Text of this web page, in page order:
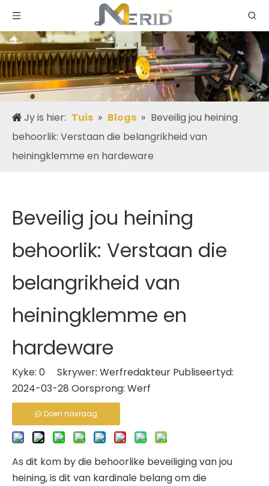
Jy is hier: Tuis » Blogs » Beveilig jou heining
behoorlik: Verstaan ​​​​die belangrikheid van
heiningklemme en hardeware
Beveilig jou heining
behoorlik: Verstaan ​​​​die
belangrikheid van
heiningklemme en
hardeware
Kyke: 0 Skrywer: Werfredakteur Publiseertyd:
2024-03-28 Oorsprong: Werf
Doen navraag
As dit kom by die behoorlike beveiliging van jou
heining, is dit van kardinale belang om die